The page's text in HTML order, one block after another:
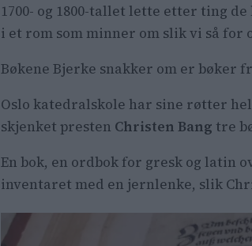
1700- og 1800-tallet lette etter ting
i et rom som minner om slik vi så
Bøkene Bjerke snakker om er bøker
Oslo katedralskole har sine røtter
skjenket presten Christen Bang tre
En bok, en ordbok for gresk og latin
inventaret med en jernlenke, slik